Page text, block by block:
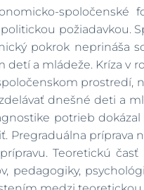
spoločenské
požiadavkou.
pokrok neprináša
a mládeže. Kríza v
prostredí,
dnešné deti a
potrieb
Pregraduálna príprava
Teoretickú časť
pedagogiky,